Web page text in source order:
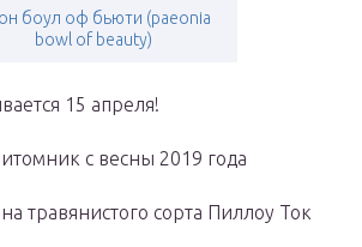
боул оф бьюти (paeonia
bowl of beauty)
15 апреля!
с весны 2019 года
травянистого сорта Пиллоу Ток